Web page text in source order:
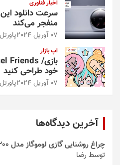
اخبار فناوری
سرعت دانلود
منفجر می‌کند
07 آوریل 2024 پاورتل
اپ بازار
خود طراحی کنید
07 آوریل 2024 پاورتل
آخرین دیدگاه‌ها
چراغ روشنایی گازی لوموگاز مدل C200
توسط رضا